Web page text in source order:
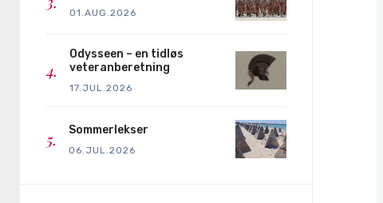
01.AUG.2026
Odysseen – en tidløs
veteranberetning
17.JUL.2026
Sommerlekser
06.JUL.2026